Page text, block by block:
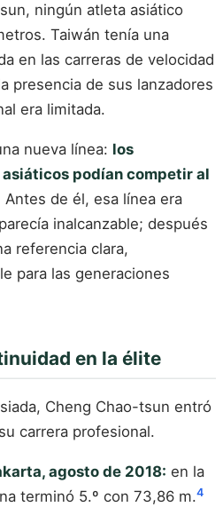
ningún atleta asiático
Taiwán tenía una
en las carreras de velocidad
presencia de sus lanzadores
era limitada.
nueva línea: los
podían competir al
Antes de él, esa línea era
inalcanzable; después
referencia clara,
para las generaciones
en la élite
Cheng Chao-tsun entró
carrera profesional.
agosto de 2018: en la
terminó 5.º con 73,86 m.4